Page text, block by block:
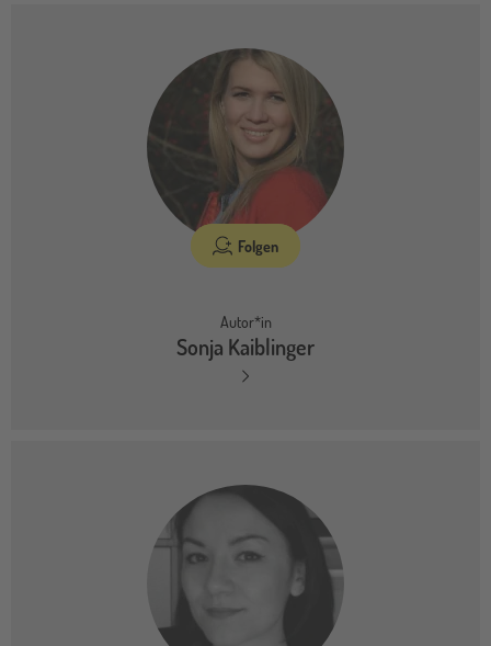
Folgen
Autor*in
Sonja Kaiblinger